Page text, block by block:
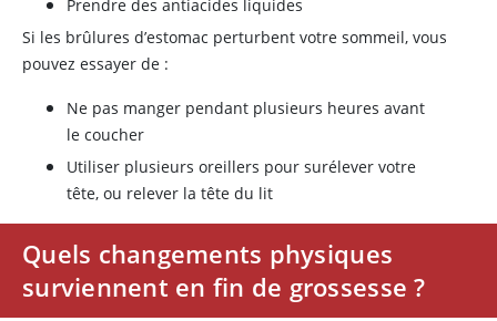
Prendre des antiacides liquides
Si les brûlures d’estomac perturbent votre sommeil, vous
pouvez essayer de :
Ne pas manger pendant plusieurs heures avant
le coucher
Utiliser plusieurs oreillers pour surélever votre
tête, ou relever la tête du lit
Quels changements physiques
surviennent en fin de grossesse ?